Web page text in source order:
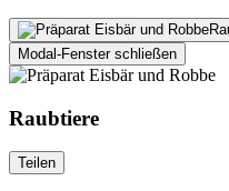
Modal-Fenster schließen
Raubtiere
Teilen